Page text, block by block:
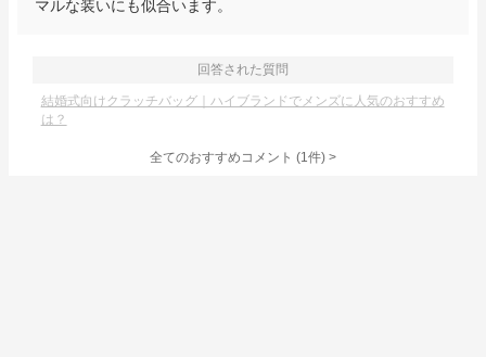
マルな装いにも似合います。
回答された質問
結婚式向けクラッチバッグ｜ハイブランドでメンズに人気のおすすめ
は？
全てのおすすめコメント (1件) >